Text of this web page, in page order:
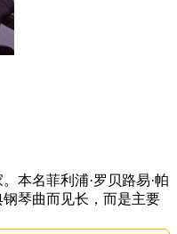
本名菲利浦·罗贝路易·帕
琴曲而见长，而是主要